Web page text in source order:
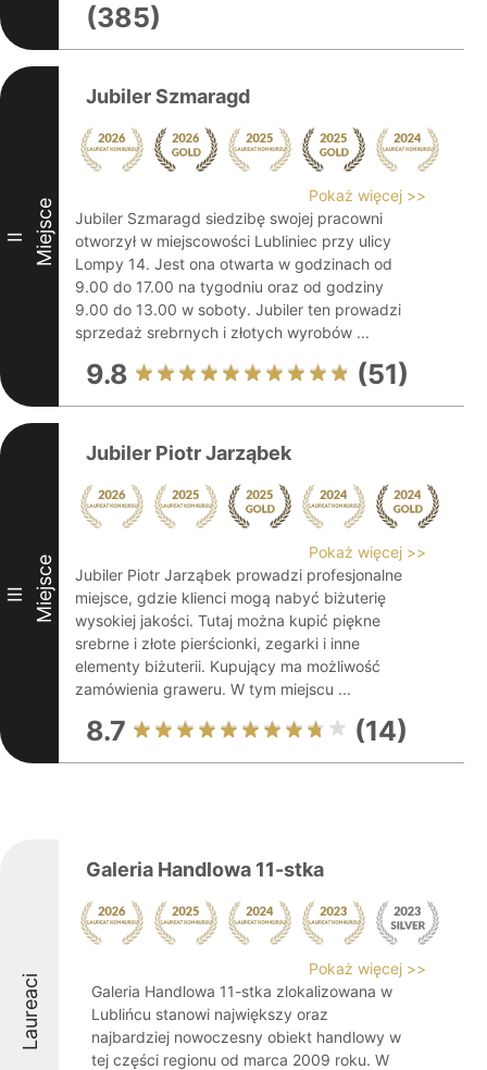
(385)
II Miejsce
Jubiler Szmaragd
Pokaż więcej >>
Jubiler Szmaragd siedzibę swojej pracowni
otworzył w miejscowości Lubliniec przy ulicy
Lompy 14. Jest ona otwarta w godzinach od
9.00 do 17.00 na tygodniu oraz od godziny
9.00 do 13.00 w soboty. Jubiler ten prowadzi
sprzedaż srebrnych i złotych wyrobów ...
9.8 (51)
III Miejsce
Jubiler Piotr Jarząbek
Pokaż więcej >>
Jubiler Piotr Jarząbek prowadzi profesjonalne
miejsce, gdzie klienci mogą nabyć biżuterię
wysokiej jakości. Tutaj można kupić piękne
srebrne i złote pierścionki, zegarki i inne
elementy biżuterii. Kupujący ma możliwość
zamówienia graweru. W tym miejscu ...
8.7 (14)
Laureaci
Galeria Handlowa 11-stka
Pokaż więcej >>
Galeria Handlowa 11-stka zlokalizowana w
Lublińcu stanowi największy oraz
najbardziej nowoczesny obiekt handlowy w
tej części regionu od marca 2009 roku. W